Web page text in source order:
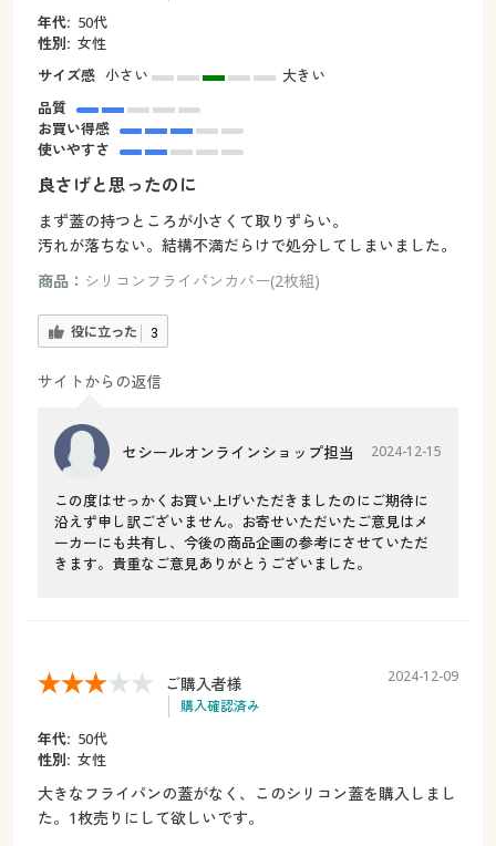
年代: 50代
性別: 女性
サイズ感 小さい
大きい
品質
お買い得感
使いやすさ
良さげと思ったのに
まず蓋の持つところが小さくて取りずらい。
汚れが落ちない。結構不満だらけで処分してしまいました。
商品： シリコンフライパンカバー(2枚組)
役に立った 3
サイトからの返信
セシールオンラインショップ担当 2024-12-15
この度はせっかくお買い上げいただきましたのにご期待に
沿えず申し訳ございません。お寄せいただいたご意見はメ
ーカーにも共有し、今後の商品企画の参考にさせていただ
きます。貴重なご意見ありがとうございました。
ご購入者様
購入確認済み
2024-12-09
年代: 50代
性別: 女性
大きなフライパンの蓋がなく、このシリコン蓋を購入しまし
た。1枚売りにして欲しいです。